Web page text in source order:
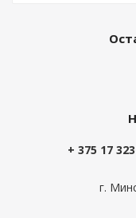
+ 375 17
г.